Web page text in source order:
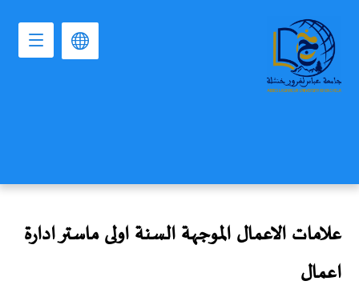
علامات الاعمال الموجهة السنة اولى ماستر ادارة
اعمال